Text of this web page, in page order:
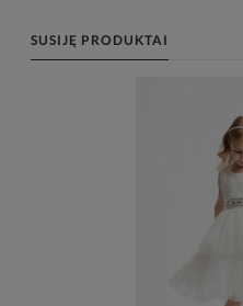
SUSIJĘ PRODUKTAI